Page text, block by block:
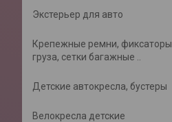
Экстерьер для авто
Крепежные ремни, фиксаторы
груза, сетки багажные ..
Детские автокресла, бустеры
Велокресла детские